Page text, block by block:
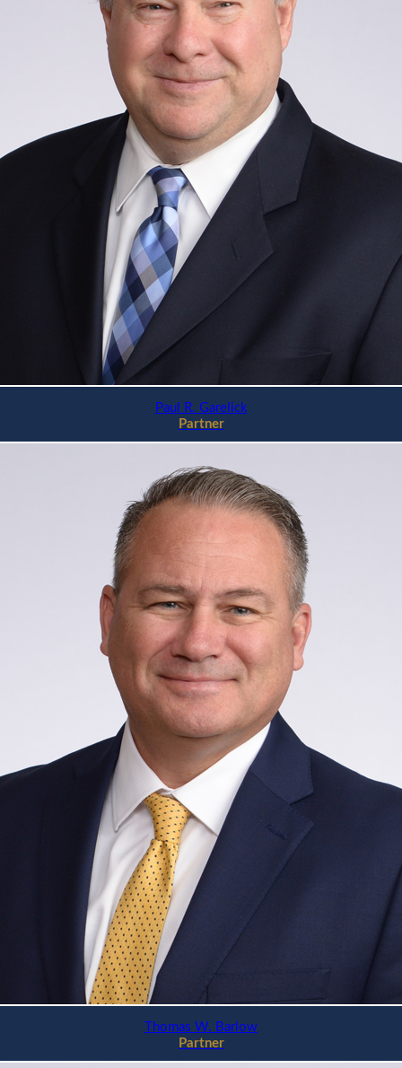
Paul R. Garelick
Partner
Thomas W. Barlow
Partner